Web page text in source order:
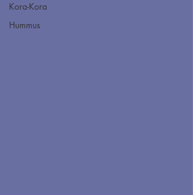
Kora-Kora
Hummus